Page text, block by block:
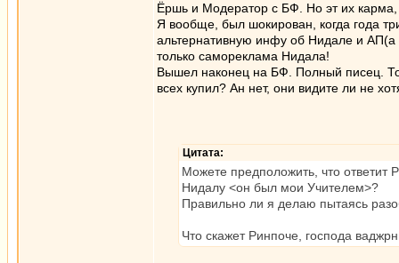
Ёршь и Модератор с БФ. Но эт их карма,
Я вообще, был шокирован, когда года
альтернативную инфу об Нидале и АП(а
только самореклама Нидала!
Вышел наконец на БФ. Полный писец.
всех купил? Ан нет, они видите ли не
Цитата:
Можете предположить, что
Нидалу <он был мои Учителем>?
Правильно ли я делаю пытаясь
Что скажет Ринпоче, господа